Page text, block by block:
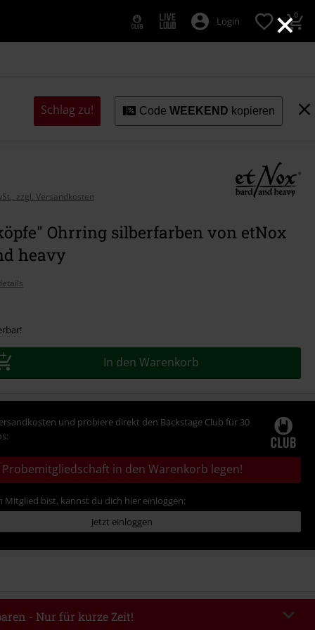
×
Login 0
Schlag zu! CodeWEEKEND kopieren
zzgl. Versandkosten
Ohrring silberfarben von etNox
heavy
In den Warenkorb
und probiere direkt den Backstage Club für 30
Probemitgliedschaft in den Warenkorb legen!
Mitglied bist, kannst du dich hier einloggen:
Jetzt einloggen
- Nur für kurze Zeit!